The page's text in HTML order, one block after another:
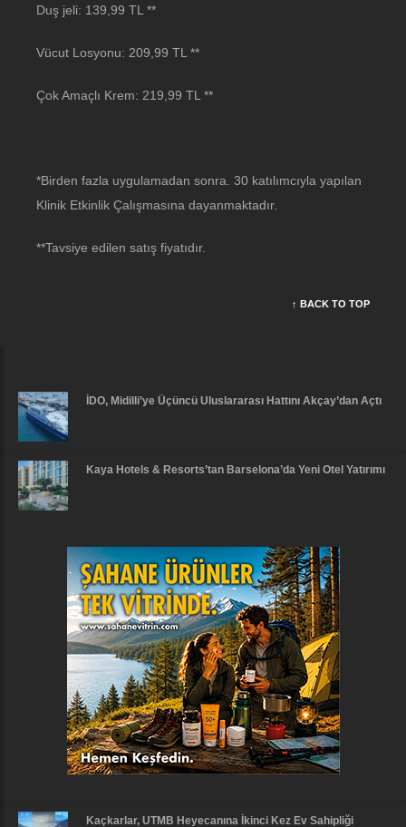
Duş jeli: 139,99 TL **
Vücut Losyonu: 209,99 TL **
Çok Amaçlı Krem: 219,99 TL **
*Birden fazla uygulamadan sonra. 30 katılımcıyla yapılan
Klinik Etkinlik Çalışmasına dayanmaktadır.
**Tavsiye edilen satış fiyatıdır.
↑ BACK TO TOP
İDO, Midilli’ye Üçüncü Uluslararası Hattını Akçay’dan Açtı
Kaya Hotels & Resorts’tan Barselona’da Yeni Otel Yatırımı
Kaçkarlar, UTMB Heyecanına İkinci Kez Ev Sahipliği